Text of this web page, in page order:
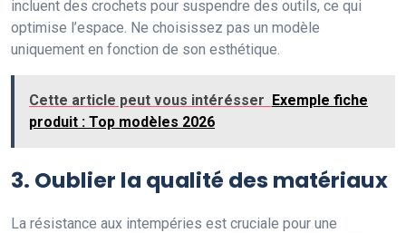
incluent des crochets pour suspendre des outils, ce qui
optimise l’espace. Ne choisissez pas un modèle
uniquement en fonction de son esthétique.
Cette article peut vous intérésser Exemple fiche
produit : Top modèles 2026
3. Oublier la qualité des matériaux
La résistance aux intempéries est cruciale pour une